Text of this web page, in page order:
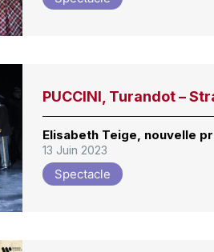
PUCCINI, Turandot –
Elisabeth Teige, nouvelle
13 Juin 2023
Spectacle